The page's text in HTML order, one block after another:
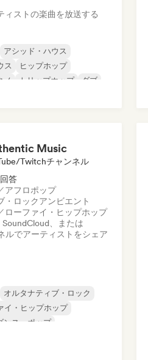
ィストの楽曲を放送する
アシッド・ハウス
ス
ヒップホップ
ノ トリップホップ ダブ
Music
Twitchチャンネル
答
アフロポップ
・ロックアンビエント
ローファイ・ヒップホップ
SoundCloud、または
ルでアーティストをシェア
オルタナティブ・ロック
イ・ヒップホップ
ンス・ポップ